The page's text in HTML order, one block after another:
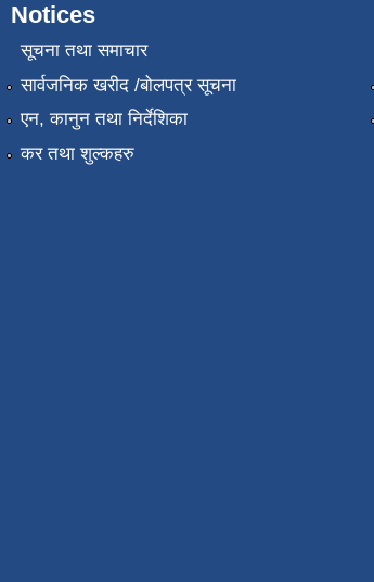
Notices
सूचना तथा समाचार
सार्वजनिक खरीद /बोलपत्र सूचना
एन, कानुन तथा निर्देशिका
कर तथा शुल्कहरु